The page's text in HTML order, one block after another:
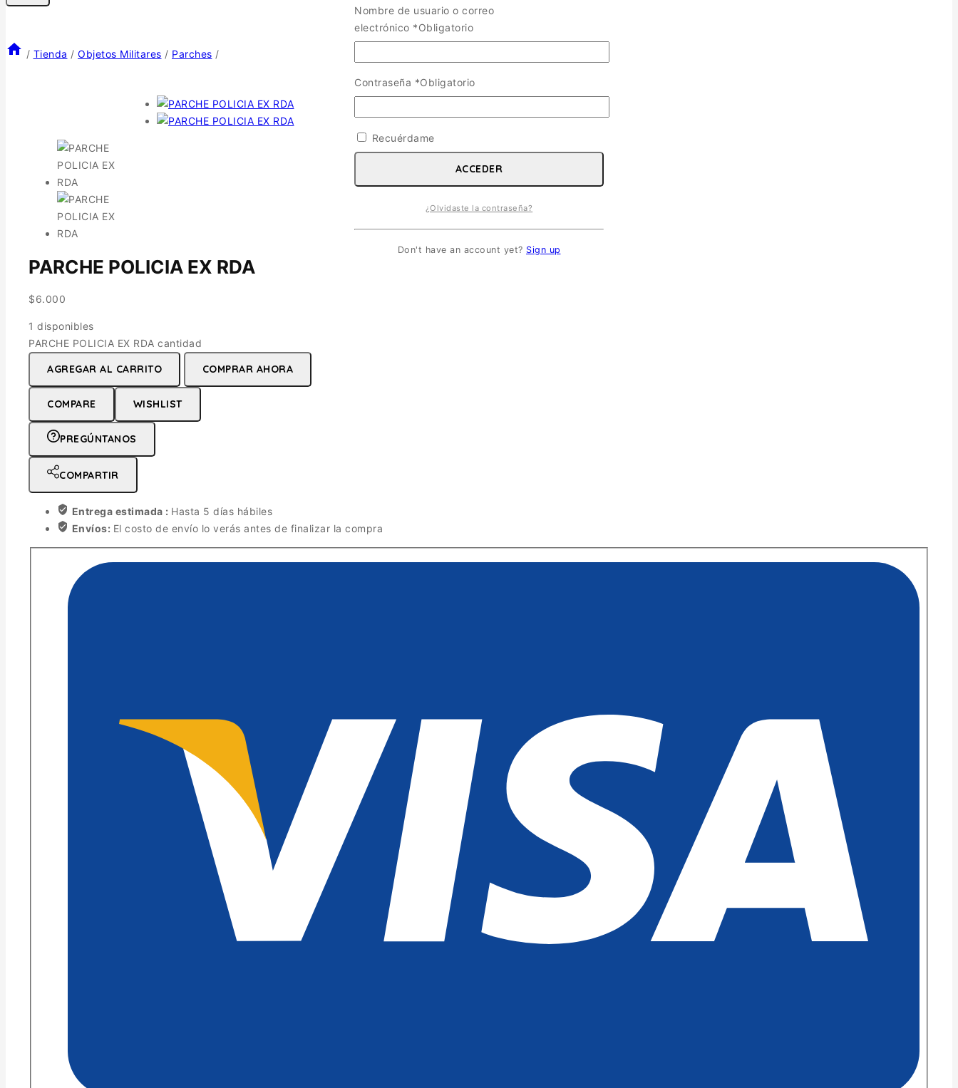
/ Tienda / Objetos Militares / Parches /
PARCHE POLICIA EX RDA
$6.000
1 disponibles
PARCHE POLICIA EX RDA cantidad
AGREGAR AL CARRITO COMPRAR AHORA
COMPARE WISHLIST
PREGÚNTANOS
COMPARTIR
Entrega estimada : Hasta 5 días hábiles
Envíos: El costo de envío lo verás antes de finalizar la compra
Nombre de usuario o correo
electrónico *Obligatorio
Contraseña *Obligatorio
Recuérdame
ACCEDER
¿Olvidaste la contraseña?
Don't have an account yet? Sign up